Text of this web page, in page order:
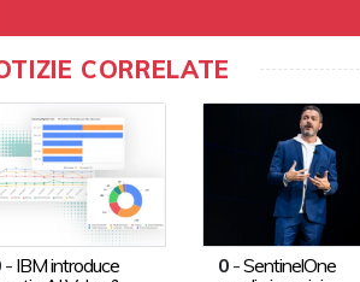
CORRELATE
- IBM introduce
0 -SentinelOne